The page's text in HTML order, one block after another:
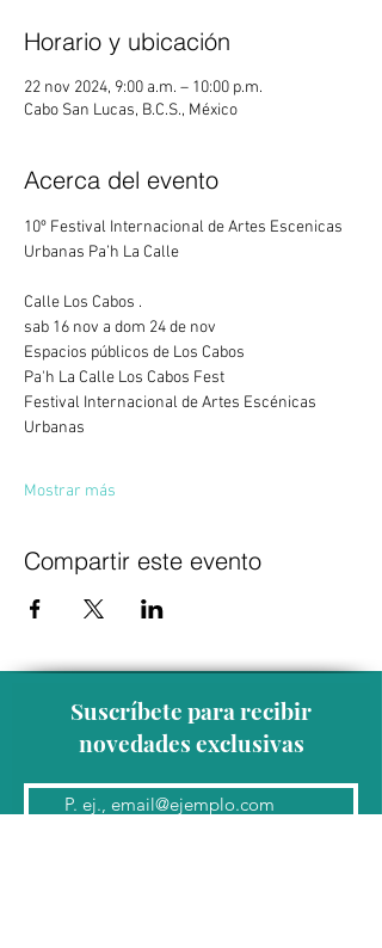
Horario y ubicación
22 nov 2024, 9:00 a.m. – 10:00 p.m.
Cabo San Lucas, B.C.S., México
Acerca del evento
10º Festival Internacional de Artes Escenicas
Urbanas Pa’h La Calle
Calle Los Cabos .
sab 16 nov a dom 24 de nov
Espacios públicos de Los Cabos
Pa'h La Calle Los Cabos Fest
Festival Internacional de Artes Escénicas
Urbanas
Mostrar más
Compartir este evento
Suscríbete para recibir
novedades exclusivas